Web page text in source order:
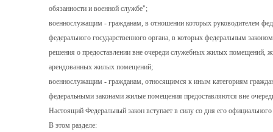
обязанности и военной службе";
военнослужащим - гражданам, в отношении которых руководителем
федерального государственного органа, в которых федеральным
решения о предоставлении вне очереди служебных жилых
арендованных жилых помещений;
военнослужащим - гражданам, относящимся к иным категориям
федеральными законами жилые помещения предоставляются вне
Настоящий Федеральный закон вступает в силу со дня его
В этом разделе: